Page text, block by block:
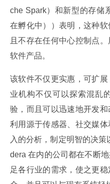
che Spark）和新型的存储
在孵化中））表明，这种软
且不存在任何中心控制点
软件产品。
该软件不仅更实惠，可扩
业机构不仅可以探索混乱
验，而且可以迅速地开发
利用源于传感器、社交媒
入的分析，制定明智的决
dera 在内的公司都在不断
足各行业的需求，使之更